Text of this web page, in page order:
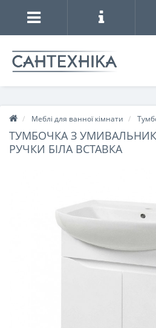
Меблі для ванної кімнати
ТУМБОЧКА З
РУЧКИ БІЛА ВСТАВКА